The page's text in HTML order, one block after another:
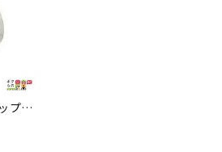
ケルヒャー ノズルチップ 40度 6.415-280.0 高圧洗浄機用 ノズルサイズ 045 KAERCHER【EASY!Lock 非対応】